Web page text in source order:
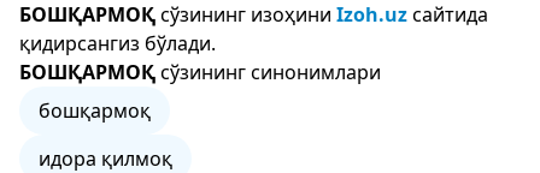
БОШҚАРМОҚсўзининг изоҳини Izoh.uzсайтида
қидирсангиз бўлади.
БОШҚАРМОҚсўзининг синонимлари
бошқармоқ
идора қилмоқ